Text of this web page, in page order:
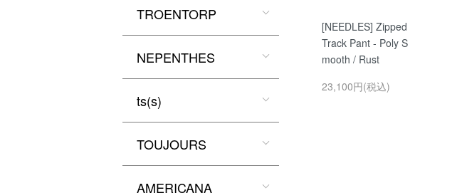
[NEEDLES] Zipped
Track Pant - Poly S
mooth / Rust
23,100円(税込)
TROENTORP
NEPENTHES
ts(s)
TOUJOURS
AMERICANA